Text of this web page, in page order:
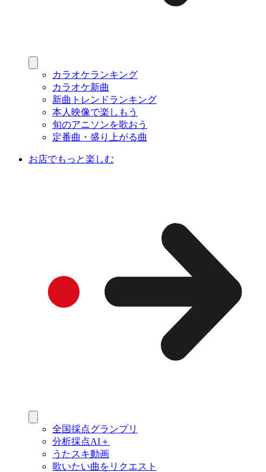
カラオケランキング
カラオケ新曲
新曲トレンドランキング
本人映像で楽しもう
旬のアニソンを歌おう
定番曲・盛り上がる曲
お店でもっと楽しむ
全国採点グランプリ
分析採点AI＋
うたスキ動画
歌いたい曲をリクエスト